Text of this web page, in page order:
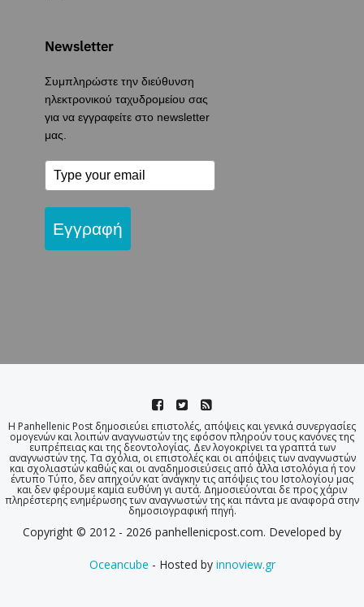
Newsletter
Συμπληρώστε την διεύθυνση
ηλεκτρονικού ταχυδρομείου σας
για να εγγραφείτε στο newsletter
μας.
Εγγραφή
Η Panhellenic Post δημοσιεύει επιστολές, απόψεις και γενικά συνεργασίες
ομογενών και λοιπών αναγνωστών της εφόσον πληρούν τους κανόνες της
ευπρέπειας και της δεοντολογίας. Δεν λογοκρίνει τα γραπτά των
αναγνωστών της. Τα σχόλια, οι επιστολές και οι απόψεις των αναγνωστών
και σχολιαστών καθώς και οι αναδημοσιεύσεις από άλλα ιστολόγια ή τον
έντυπο Τύπο, δεν απηχούν κατ΄ ανάγκην τις απόψεις του Ιστολογίου μας
και δεν φέρουμε καμία ευθύνη γι αυτά. Δημοσιεύονται δε προς χάριν
πληρέστερης ενημέρωσης των αναγνωστών της και πάντα με αναφορά στην
δημοσιογραφική πηγή.
Copyright © 2012 - 2026 panhellenicpost.com. Developed by
Oceancube - Hosted by innoview.gr